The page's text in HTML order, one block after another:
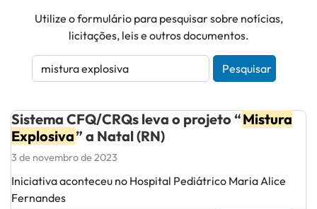
Utilize o formulário para pesquisar sobre notícias,
licitações, leis e outros documentos.
Pesquisar:
Pesquisar
Digite os termos que deseja buscar e pressione o botão
Sistema CFQ/CRQs leva o projeto “Mistura
Explosiva” a Natal (RN)
3 de novembro de 2023
Iniciativa aconteceu no Hospital Pediátrico Maria Alice
Fernandes